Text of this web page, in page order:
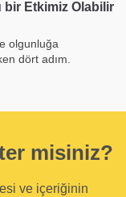
bir Etkimiz Olabilir
olgunluğa
dört adım.
misiniz?
ve içeriğinin